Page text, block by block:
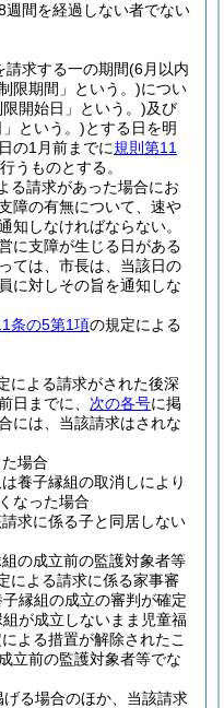
間を経過しない者でない
求する一の期間(6月以内
限期間」という。)につい
開始日」という。)及び
という。)とする日を明
の1月前までに規則第11
うものとする。
る請求があった場合にお
障の有無について、速や
知しなければならない。
に支障が生じる日がある
ては、市長は、当該日の
に対しその旨を通知しな
条の5第1項の規定による
による請求がされた後深
日までに、 次の各号に掲
には、当該請求はされな
場合
養子縁組の取消しにより
なった場合
求に係る子と同居しない
の成立前の監護対象者等
による請求に係る家事審
縁組の成立の審判が確定
組が成立しないまま児童福
よる措置が解除されたこ
立前の監護対象者等でな
げる場合のほか、当該請求